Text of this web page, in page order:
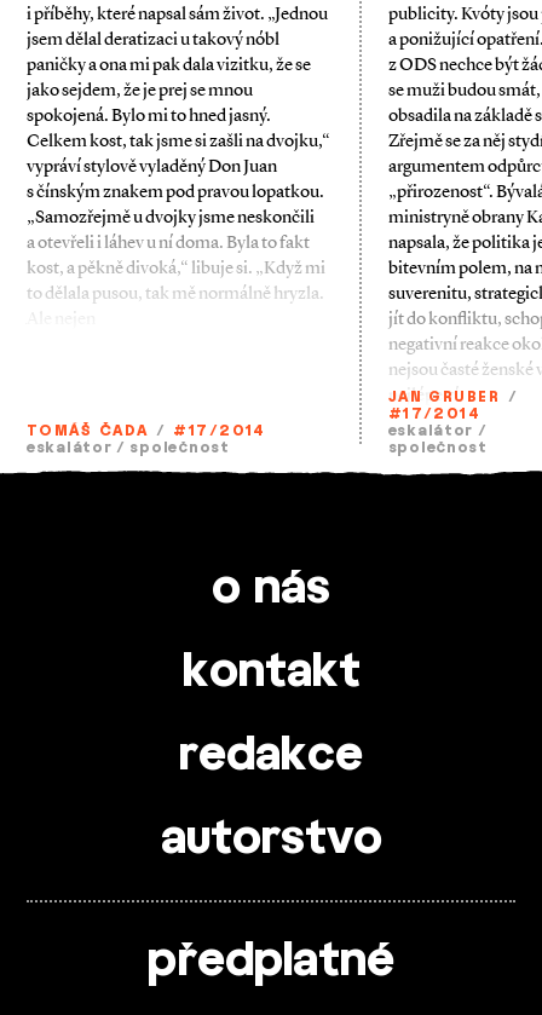
i příběhy, které napsal sám život. „Jednou
jsem dělal deratizaci u takový nóbl
paničky a ona mi pak dala vizitku, že se
jako sejdem, že je prej se mnou
spokojená. Bylo mi to hned jasný.
Celkem kost, tak jsme si zašli na dvojku,“
vypráví stylově vyladěný Don Juan
s čínským znakem pod pravou lopatkou.
„Samozřejmě u dvojky jsme neskončili
a otevřeli i láhev u ní doma. Byla to fakt
kost, a pěkně divoká,“ libuje si. „Když mi
to dělala pusou, tak mě normálně hryzla.
TOMÁŠ ČADA / #17/2014
eskalátor / společnost
publicity. Kvóty
a ponižující
z ODS nechce být
se muži budou
obsadila na základě
Zřejmě se za něj
argumentem
„přirozenost“.
ministryně obrany
napsala, že politika
bitevním polem, na
suverenitu,
jít do konfliktu,
negativní reakce
nejsou časté ženské
nejlépe ví,
JAN GRUBER /
#17/2014
eskalátor /
společnost
o nás
kontakt
redakce
autorstvo
předplatné